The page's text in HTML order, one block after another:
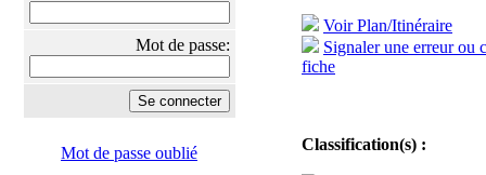
Mot de passe:
Mot de passe oublié
Voir Plan/Itinéraire
Signaler une erreur ou
fiche
Classification(s) :